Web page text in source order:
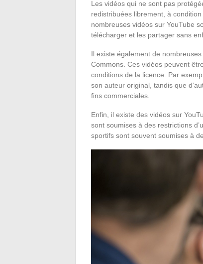
Les vidéos qui ne sont pas
redistribuées librement, à
nombreuses vidéos sur YouTube
télécharger et les partager sans
Il existe également de
Commons. Ces vidéos peuvent
conditions de la licence. Par
son auteur original, tandis que
fins commerciales.
Enfin, il existe des vidéos sur
sont soumises à des restrictions
sportifs sont souvent soumises à